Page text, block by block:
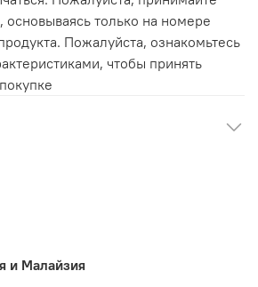
только на номере
Пожалуйста, ознакомьтесь
чтобы принять
и Малайзия